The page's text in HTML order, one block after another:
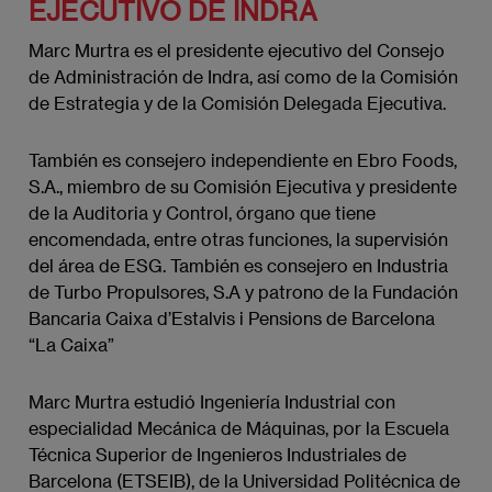
EJECUTIVO DE INDRA
Marc Murtra es el presidente ejecutivo del Consejo
de Administración de Indra, así como de la Comisión
de Estrategia y de la Comisión Delegada Ejecutiva.
También es consejero independiente en Ebro Foods,
S.A., miembro de su Comisión Ejecutiva y presidente
de la Auditoria y Control, órgano que tiene
encomendada, entre otras funciones, la supervisión
del área de ESG. También es consejero en Industria
de Turbo Propulsores, S.A y patrono de la Fundación
Bancaria Caixa d’Estalvis i Pensions de Barcelona
“La Caixa”
Marc Murtra estudió Ingeniería Industrial con
especialidad Mecánica de Máquinas, por la Escuela
Técnica Superior de Ingenieros Industriales de
Barcelona (ETSEIB), de la Universidad Politécnica de